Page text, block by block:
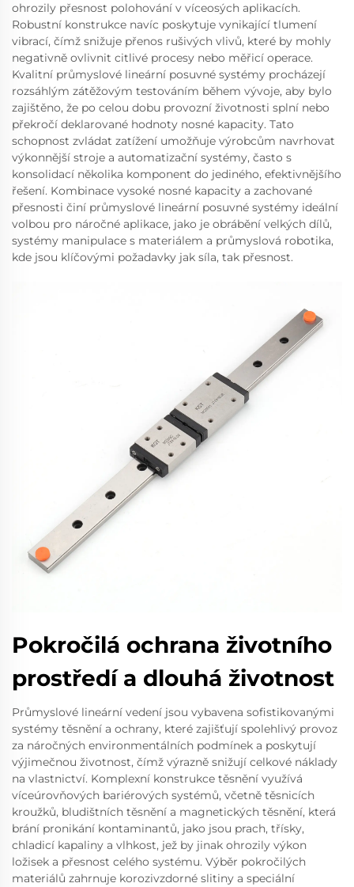
ohrozily přesnost polohování v víceosých aplikacích.
Robustní konstrukce navíc poskytuje vynikající tlumení
vibrací, čímž snižuje přenos rušivých vlivů, které by mohly
negativně ovlivnit citlivé procesy nebo měřicí operace.
Kvalitní průmyslové lineární posuvné systémy procházejí
rozsáhlým zátěžovým testováním během vývoje, aby bylo
zajištěno, že po celou dobu provozní životnosti splní nebo
překročí deklarované hodnoty nosné kapacity. Tato
schopnost zvládat zatížení umožňuje výrobcům navrhovat
výkonnější stroje a automatizační systémy, často s
konsolidací několika komponent do jediného, efektivnějšího
řešení. Kombinace vysoké nosné kapacity a zachované
přesnosti činí průmyslové lineární posuvné systémy ideální
volbou pro náročné aplikace, jako je obrábění velkých dílů,
systémy manipulace s materiálem a průmyslová robotika,
kde jsou klíčovými požadavky jak síla, tak přesnost.
Pokročilá ochrana životního
prostředí a dlouhá životnost
Průmyslové lineární vedení jsou vybavena sofistikovanými
systémy těsnění a ochrany, které zajišťují spolehlivý provoz
za náročných environmentálních podmínek a poskytují
výjimečnou životnost, čímž výrazně snižují celkové náklady
na vlastnictví. Komplexní konstrukce těsnění využívá
víceúrovňových bariérových systémů, včetně těsnicích
kroužků, bludištních těsnění a magnetických těsnění, která
brání pronikání kontaminantů, jako jsou prach, třísky,
chladicí kapaliny a vlhkost, jež by jinak ohrozily výkon
ložisek a přesnost celého systému. Výběr pokročilých
materiálů zahrnuje korozivzdorné slitiny a speciální